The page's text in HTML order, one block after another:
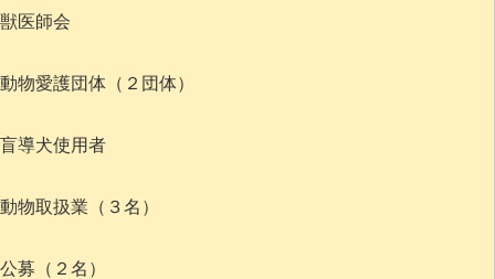
獣医師会
動物愛護団体（２団体）
盲導犬使用者
動物取扱業（３名）
公募（２名）